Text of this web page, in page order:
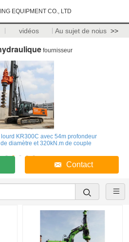
EQUIPMENT CO., LTD
vidéos Au sujet de nous >>
fournisseur
KR300C avec 54m profondeur
diamètre et 320kN.m de couple
Contact